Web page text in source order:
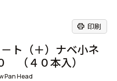
print 印刷
ト（＋）ナベ小ネ
（４０本入）
Pan Head